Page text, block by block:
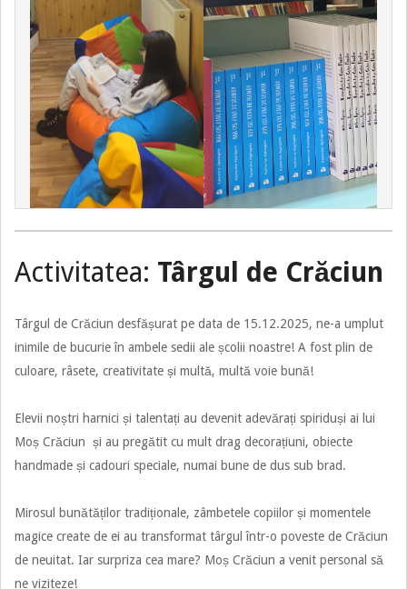
Activitatea: Târgul de Crăciun
Târgul de Crăciun desfășurat pe data de 15.12.2025, ne-a umplut
inimile de bucurie în ambele sedii ale școlii noastre! A fost plin de
culoare, râsete, creativitate și multă, multă voie bună!
Elevii noștri harnici și talentați au devenit adevărați spiriduși ai lui
Moș Crăciun ️️ și au pregătit cu mult drag decorațiuni, obiecte
handmade și cadouri speciale, numai bune de dus sub brad.
Mirosul bunătăților tradiționale, zâmbetele copiilor și momentele
magice create de ei au transformat târgul într-o poveste de Crăciun
de neuitat. Iar surpriza cea mare? Moș Crăciun a venit personal să
ne viziteze! ️